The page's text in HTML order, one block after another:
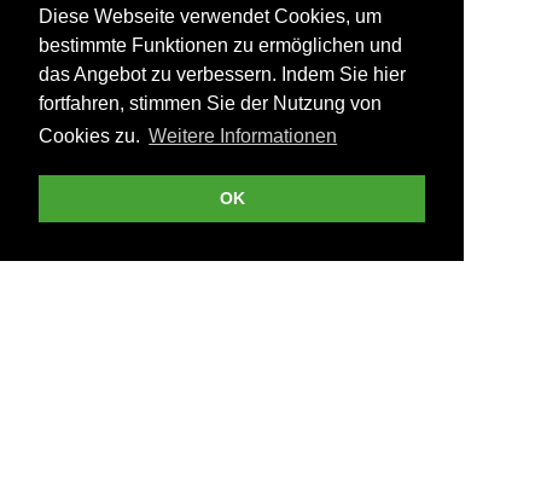
Diese Webseite verwendet Cookies, um
bestimmte Funktionen zu ermöglichen und
das Angebot zu verbessern. Indem Sie hier
fortfahren, stimmen Sie der Nutzung von
Cookies zu. Weitere Informationen
OK